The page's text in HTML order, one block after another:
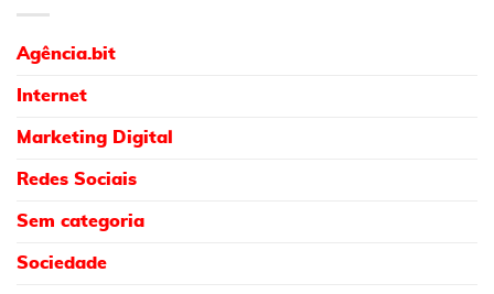
Agência.bit
Internet
Marketing Digital
Redes Sociais
Sem categoria
Sociedade